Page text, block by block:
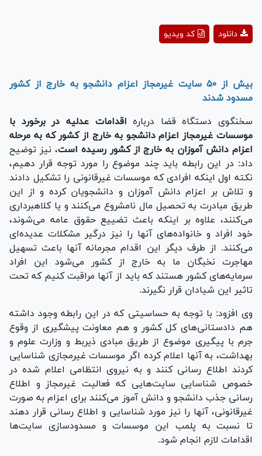
Playکد ویدیو دانلود
بیش از ۵۰ سایت غیرمجاز اعزام دانشجو به خارج از کشور
مسدود شدند
سخنگوی دستگاه قضا دربارهاقدامات عدلیه در برخورد با
موسسات غیرمجاز اعزام دانشجو به خارج از کشور که به مرحله
اعزام دانش آموزان به خارج از کشور رسیده است، نیز توضیح
داد: در این رابطه باید چند موضوع را مورد توجه قرار دهیم،
نکته اول اینکه افرادی که موسسات غیرقانونی را تشکیل دادند
و تلاش بر اعزام دانش آموزان و دانشجویان کرده و از این
طریق مبادرت به تحصیل مال نامشروع می‌کنند و یا کلاهبرداری
می‌کنند، علاوه بر اینکه باعث تضییع حقوق عامه می‌شوند،
خود افراد و خانواده‌های آنها را نیز درگیر مشکلات عدیده‌ای
می‌کنند. از طرف دیگر این اقدام مجرمانه آنها باعث تسهیل
مهاجرت نخبگان ما به خارج از کشور می‌شود این افراد
سرمایه‌های کشور هستند که باید از آنها مراقبت کنیم که تحت
تاثیر این شیادان قرار نگیرند.
وی افزود: با توجه به حساسیتی که در این رابطه وجود داشته
هم دادستانی‌های کل کشور و هم معاونت پیشگیری از وقوع
جرم با پیگیری موضوع از طریق مبادی ذیربط و وزارت علوم و
بهداشت، به آنها اعلام کرده اگر موسسات غیرمجازی شناسایی
کردند اطلاع رسانی کنند و به نیروی انتظامی اعلام شده در
خصوص شناسایی سایت‌هایی که فعالیت غیرمجاز و اطلاع
رسانی جذب دانشجو و دانش آموز می‌کنند برای اعزام به صورت
غیرقانونی، آنها را نیز مورد شناسایی و اطلاع رسانی قرار دهند
تا نسبت به پلمب این موسسات و مسدودسازی سایت‌ها
اقدامات لازم انجام شود.